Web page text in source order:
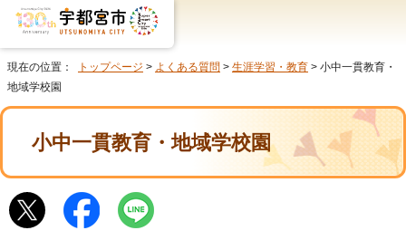
現在の位置： トップページ > よくある質問 > 生涯学習・教育 > 小中一貫教育・
地域学校園
小中一貫教育・地域学校園